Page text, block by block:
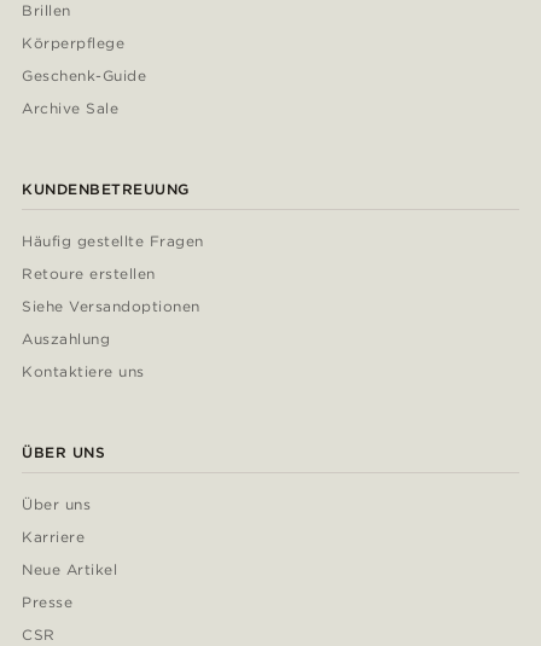
Brillen
Körperpflege
Geschenk-Guide
Archive Sale
KUNDENBETREUUNG
Häufig gestellte Fragen
Retoure erstellen
Siehe Versandoptionen
Auszahlung
Kontaktiere uns
ÜBER UNS
Über uns
Karriere
Neue Artikel
Presse
CSR